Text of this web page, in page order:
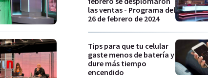
las ventas - Programa del
26 de febrero de 2024
Tips para que tu celular
gaste menos de batería y
dure más tiempo
encendido